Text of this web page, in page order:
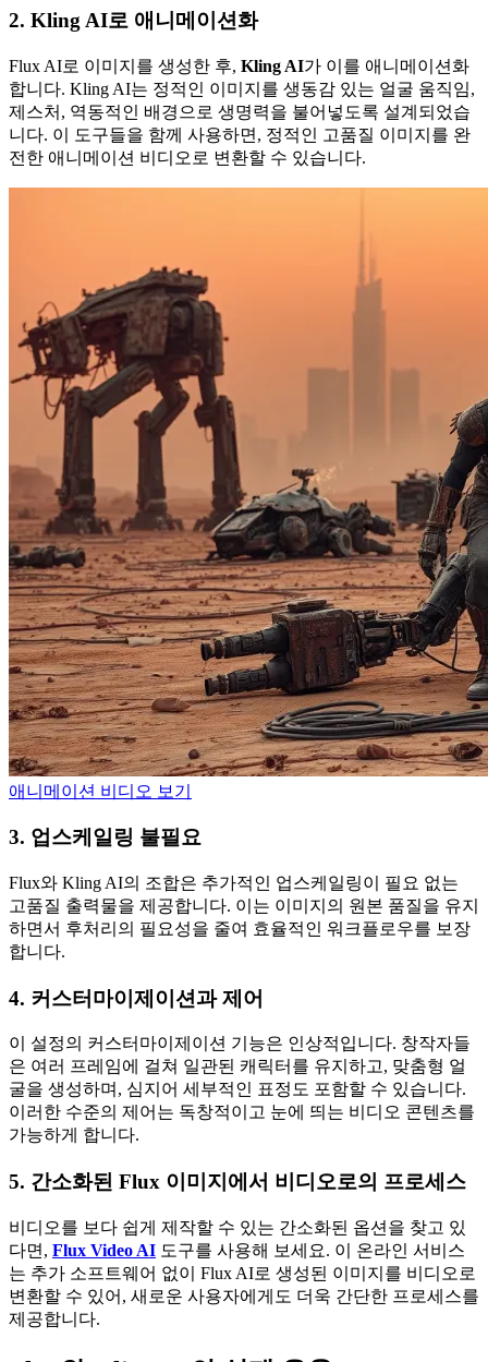
2. Kling AI로 애니메이션화
Flux AI로 이미지를 생성한 후, Kling AI가 이를 애니메이션화
합니다. Kling AI는 정적인 이미지를 생동감 있는 얼굴 움직임,
제스처, 역동적인 배경으로 생명력을 불어넣도록 설계되었습
니다. 이 도구들을 함께 사용하면, 정적인 고품질 이미지를 완
전한 애니메이션 비디오로 변환할 수 있습니다.
애니메이션 비디오 보기
3. 업스케일링 불필요
Flux와 Kling AI의 조합은 추가적인 업스케일링이 필요 없는
고품질 출력물을 제공합니다. 이는 이미지의 원본 품질을 유지
하면서 후처리의 필요성을 줄여 효율적인 워크플로우를 보장
합니다.
4. 커스터마이제이션과 제어
이 설정의 커스터마이제이션 기능은 인상적입니다. 창작자들
은 여러 프레임에 걸쳐 일관된 캐릭터를 유지하고, 맞춤형 얼
굴을 생성하며, 심지어 세부적인 표정도 포함할 수 있습니다.
이러한 수준의 제어는 독창적이고 눈에 띄는 비디오 콘텐츠를
가능하게 합니다.
5. 간소화된 Flux 이미지에서 비디오로의 프로세스
비디오를 보다 쉽게 제작할 수 있는 간소화된 옵션을 찾고 있
다면, Flux Video AI 도구를 사용해 보세요. 이 온라인 서비스
는 추가 소프트웨어 없이 Flux AI로 생성된 이미지를 비디오로
변환할 수 있어, 새로운 사용자에게도 더욱 간단한 프로세스를
제공합니다.